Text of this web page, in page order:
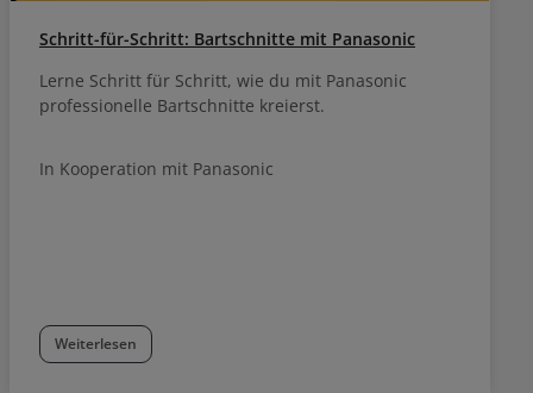
Schritt-für-Schritt: Bartschnitte mit Panasonic
Lerne Schritt für Schritt, wie du mit Panasonic
professionelle Bartschnitte kreierst.
In Kooperation mit Panasonic
Weiterlesen